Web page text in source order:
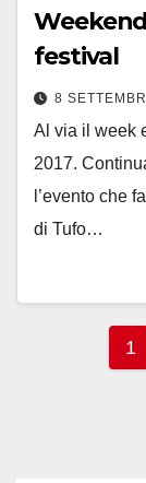
festival
8
Al via il week
2017.
l’evento che
di Tufo…
1